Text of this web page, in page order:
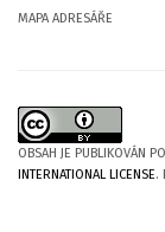
MAPA ADRESÁŘE
OBSAH JE PUBLIKOVÁN
INTERNATIONAL LICENSE.